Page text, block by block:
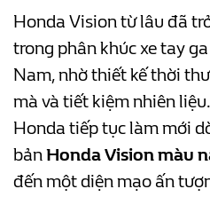
Honda Vision từ lâu đã
trong phân khúc xe tay
Nam, nhờ thiết kế thời
mà và tiết kiệm nhiên
Honda tiếp tục làm mới
bảnHonda Vision màu
đến một diện mạo ấn